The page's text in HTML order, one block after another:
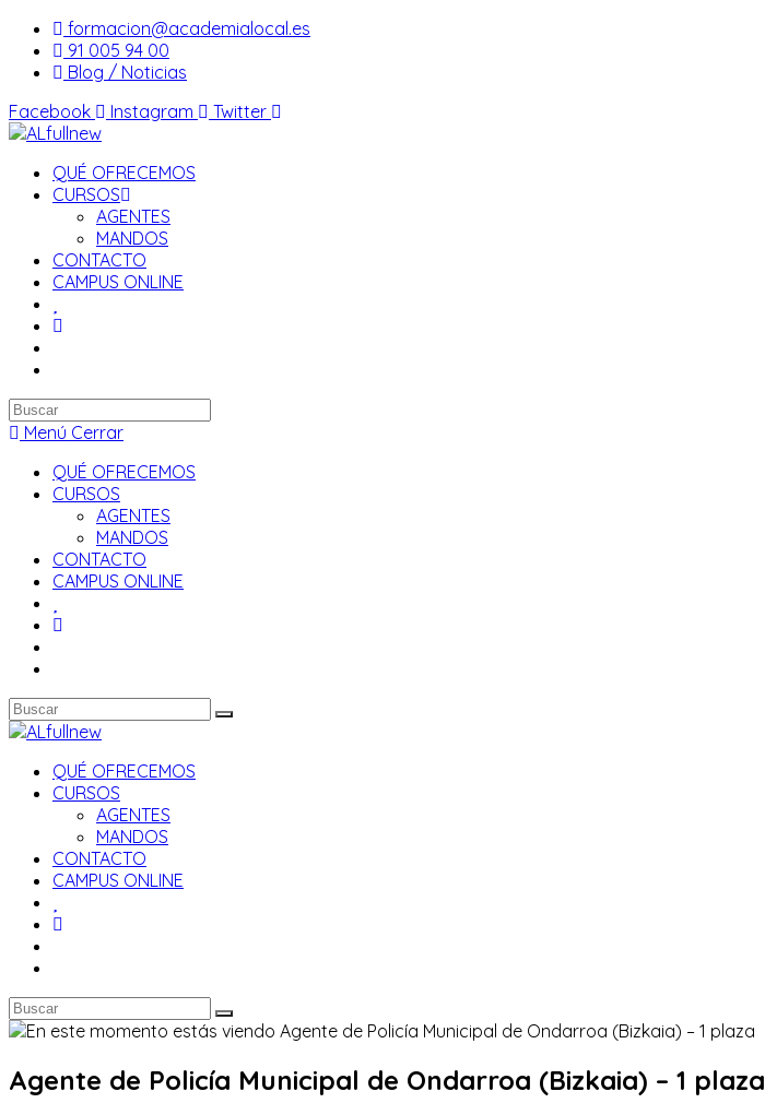
Saltar
contenido
formacion@academialocal.es
91 005 94 00
Blog / Noticias
Facebook
Instagram Twitter
QUÉ OFRECEMOS
CURSOS
AGENTES
MANDOS
CONTACTO
CAMPUS ONLINE
Buscar
en
web
Menú Cerrar
QUÉ OFRECEMOS
CURSOS
AGENTES
MANDOS
CONTACTO
CAMPUS ONLINE
QUÉ OFRECEMOS
CURSOS
AGENTES
MANDOS
CONTACTO
CAMPUS ONLINE
Agente de Policía Municipal de Ondarroa (Bizkaia) – 1 plaza